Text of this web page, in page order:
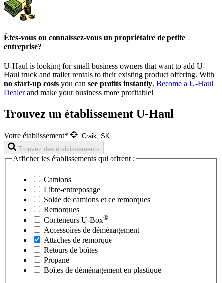
Êtes-vous ou connaissez-vous un propriétaire de petite
entreprise?
U-Haul is looking for small business owners that want to add U-
Haul truck and trailer rentals to their existing product offering. With
no start-up costs you can see profits instantly. Become a U-Haul
Dealerand make your business more profitable!
Trouvez un établissement U-Haul
Votre établissement*
Trouvez des établissements
Afficher les établissements qui offrent :
Camions
Libre-entreposage
Solde de camions et de remorques
Remorques
Conteneurs U-Box®
Accessoires de déménagement
Attaches de remorque
Retours de boîtes
Propane
Boîtes de déménagement en plastique